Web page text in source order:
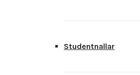
Studentnallar